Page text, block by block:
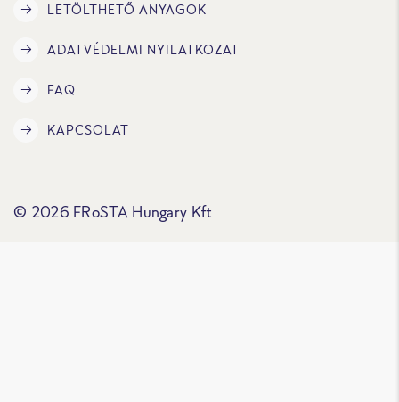
LETÖLTHETŐ ANYAGOK
ADATVÉDELMI NYILATKOZAT
FAQ
KAPCSOLAT
© 2026 FRoSTA Hungary Kft